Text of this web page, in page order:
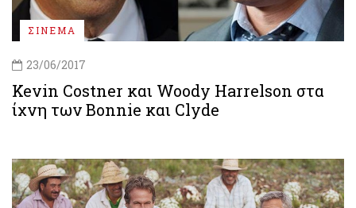
ΣΙΝΕΜΑ
23/06/2017
Kevin Costner και Woody Harrelson στα
ίχνη των Bonnie και Clyde